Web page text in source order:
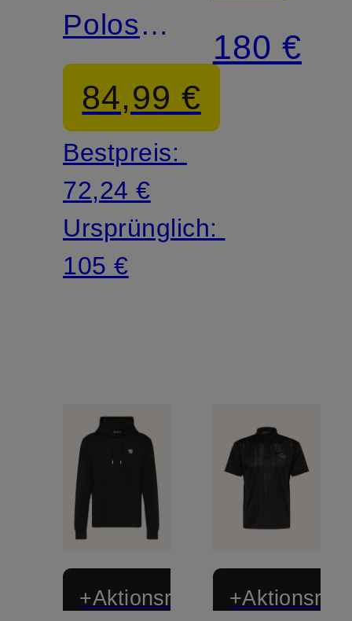
Poloshirt
Regular
Fit84,99 €
Bestpreis:
72,24 €
Ursprünglich:
105 €
CORE
IDENTITY
180 €
+Aktionsrabatt